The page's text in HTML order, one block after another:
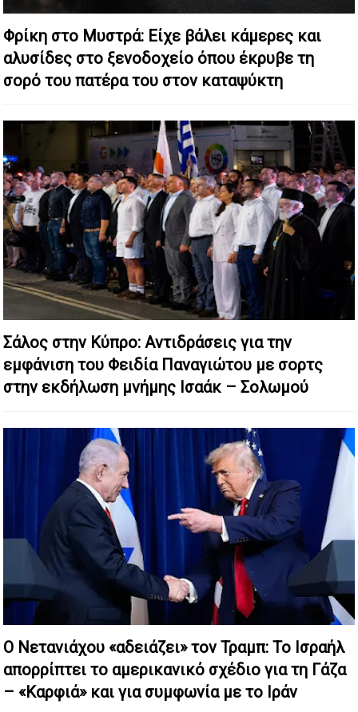
Φρίκη στο Μυστρά: Είχε βάλει κάμερες και
αλυσίδες στο ξενοδοχείο όπου έκρυβε τη
σορό του πατέρα του στον καταψύκτη
Σάλος στην Κύπρο: Αντιδράσεις για την
εμφάνιση του Φειδία Παναγιώτου με σορτς
στην εκδήλωση μνήμης Ισαάκ – Σολωμού
Ο Νετανιάχου «αδειάζει» τον Τραμπ: Το Ισραήλ
απορρίπτει το αμερικανικό σχέδιο για τη Γάζα
– «Καρφιά» και για συμφωνία με το Ιράν